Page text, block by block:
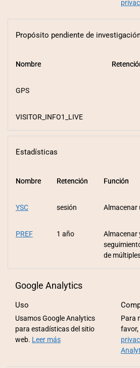
Propósito pendiente de
Nombre
GPS
Nombre
VISITOR_INFO1_LIVE
Estadísticas
Nombre
YSC
Retención
sesión
Función
Almacenar
Nombre
PREF
Retención
1 año
Función
Almacenar
de
Google Analytics
Uso
Usamos Google Analytics
para estadísticas del sitio
web. Leer más
Para
favor,